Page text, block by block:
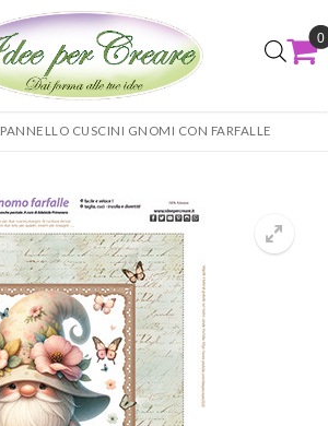
0
PANNELLO CUSCINI GNOMI CON FARFALLE